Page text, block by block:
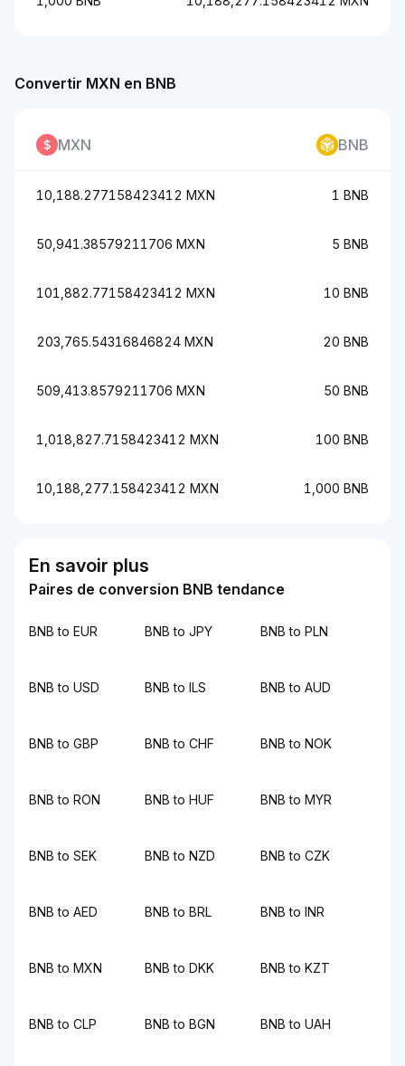
Convertir MXN en BNB
MXN BNB
10,188.277158423412 MXN 1 BNB
50,941.38579211706 MXN 5 BNB
101,882.77158423412 MXN 10 BNB
203,765.54316846824 MXN 20 BNB
509,413.8579211706 MXN 50 BNB
1,018,827.7158423412 MXN 100 BNB
10,188,277.158423412 MXN 1,000 BNB
En savoir plus
Paires de conversion BNB tendance
BNB to EUR BNB to JPY BNB to PLN
BNB to USD BNB to ILS BNB to AUD
BNB to GBP BNB to CHF BNB to NOK
BNB to RON BNB to HUF BNB to MYR
BNB to SEK BNB to NZD BNB to CZK
BNB to AED BNB to BRL BNB to INR
BNB to MXN BNB to DKK BNB to KZT
BNB to CLP BNB to BGN BNB to UAH